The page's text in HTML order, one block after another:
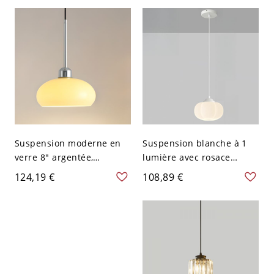
V-120 V Argent 25,4 cm
Suspension moderne en
verre 8" argentée,
luminaire plafonnier
suspendu 1 lumière pour
124,19 €
Suspension blanche à 1
lumière avec rosace
ronde, accent en bois et
abat-jour en plastique,
pour îlot de cuisine ou
108,89 €